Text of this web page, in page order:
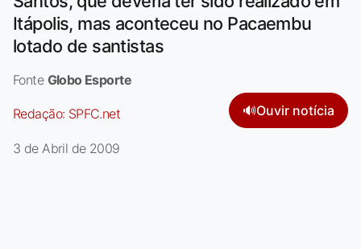
Itápolis, mas aconteceu no Pacaembu
lotado de santistas
Fonte Globo Esporte
Redação: SPFC.net 🔊Ouvir notícia
3 de Abril de 2009